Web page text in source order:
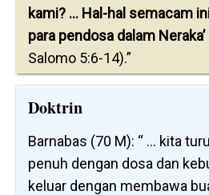
kami? … Hal-hal semacam
para pendosa dalam Neraka’
Salomo 5:6-14).”
Doktrin
Barnabas (70 M): “ ... kita
penuh dengan dosa dan
keluar dengan membawa